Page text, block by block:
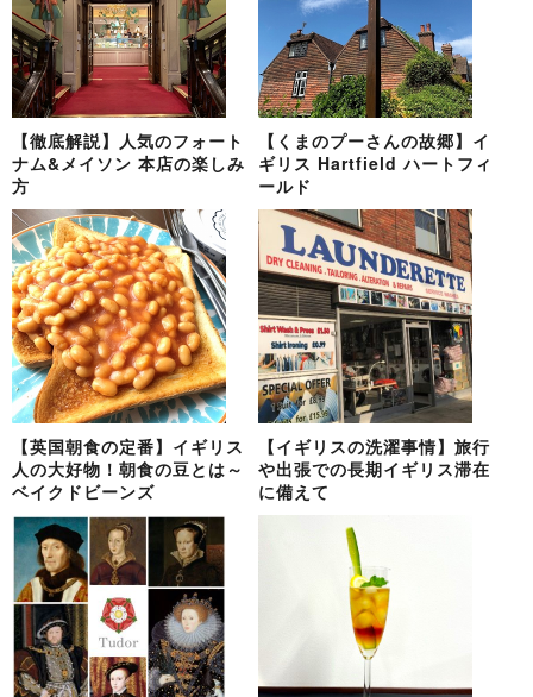
【徹底解説】人気のフォート
ナム&メイソン 本店の楽しみ
方
【くまのプーさんの故郷】イ
ギリス Hartfield ハートフィ
ールド
【英国朝食の定番】イギリス
人の大好物！朝食の豆とは～
ベイクドビーンズ
【イギリスの洗濯事情】旅行
や出張での長期イギリス滞在
に備えて